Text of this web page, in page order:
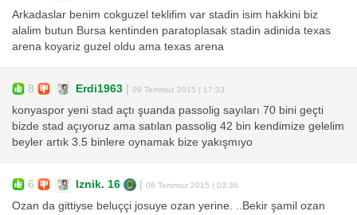
Arkadaslar benim cokguzel teklifim var stadin isim hakkini biz
alalim butun Bursa kentinden paratoplasak stadin adinida texas
arena koyariz guzel oldu ama texas arena
8 Erdi1963 09 Temmuz 2015 | 17:33
konyaspor yeni stad açtı şuanda passolig sayıları 70 bini geçti
bizde stad açıyoruz ama satılan passolig 42 bin kendimize gelelim
beyler artık 3.5 binlere oynamak bize yakışmıyo
6 Iznik. 16 08 Temmuz 2015 | 03:36
Ozan da gittiyse beluççi josuye ozan yerine. ..Bekir şamil ozan